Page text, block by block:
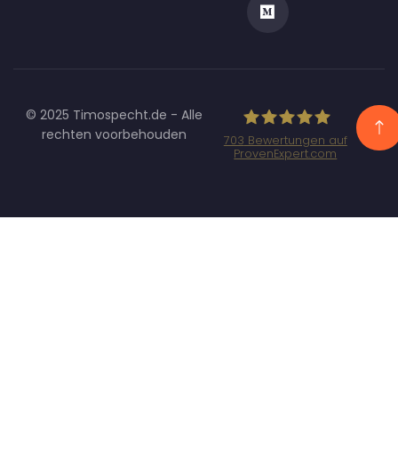
© 2025 Timospecht.de - Alle
rechten voorbehouden
Marketing GmbH
703 Bewertungen auf
ProvenExpert.com